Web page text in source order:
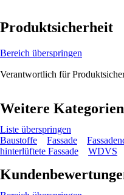
Produktsicherheit
Bereich überspringen
Verantwortlich für
Weitere Kategorien
Liste überspringen
Baustoffe
Fassade
hinterlüftete Fassade
WDVS